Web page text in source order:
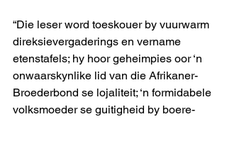
“Die leser word toeskouer by vuurwarm
direksievergaderings en vername
etenstafels; hy hoor geheimpies oor ‘n
onwaarskynlike lid van die Afrikaner-
Broederbond se lojaliteit; ‘n formidabele
volksmoeder se guitigheid by boere-